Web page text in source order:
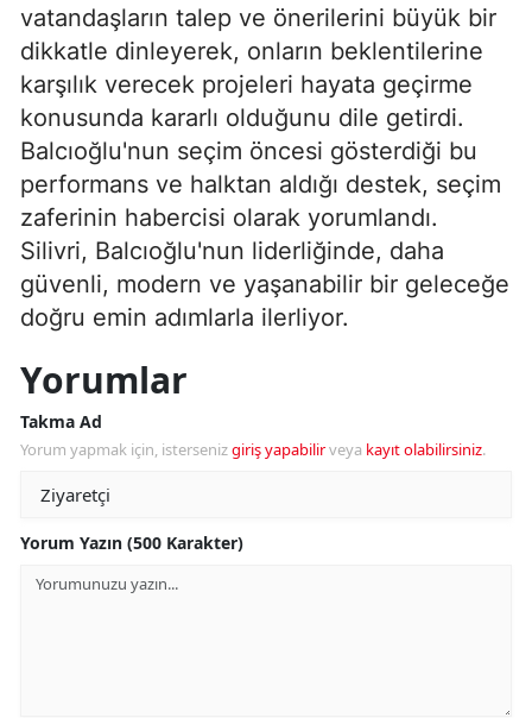
vatandaşların talep ve önerilerini büyük bir
dikkatle dinleyerek, onların beklentilerine
karşılık verecek projeleri hayata geçirme
konusunda kararlı olduğunu dile getirdi.
Balcıoğlu'nun seçim öncesi gösterdiği bu
performans ve halktan aldığı destek, seçim
zaferinin habercisi olarak yorumlandı.
Silivri, Balcıoğlu'nun liderliğinde, daha
güvenli, modern ve yaşanabilir bir geleceğe
doğru emin adımlarla ilerliyor.
Yorumlar
Takma Ad
Yorum yapmak için, istersenizgiriş yapabilirveya kayıt olabilirsiniz.
Yorum Yazın (500 Karakter)